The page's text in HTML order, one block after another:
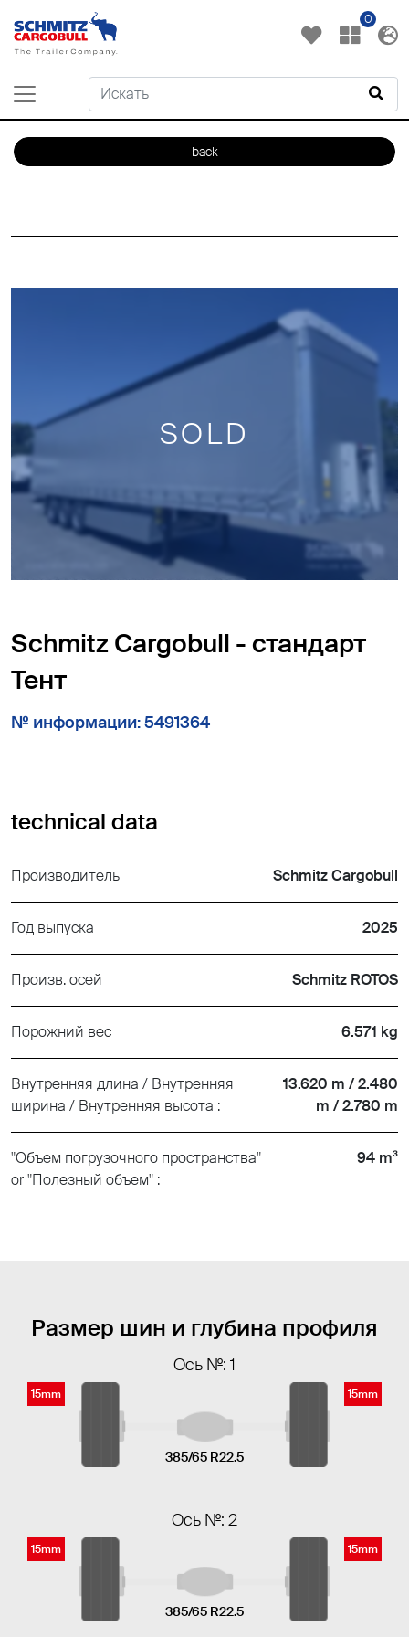
0
back
SOLD
Schmitz Cargobull - стандарт
Тент
№ информации: 5491364
technical data
Производитель Schmitz Cargobull
Год выпуска 2025
Произв. осей Schmitz ROTOS
Порожний вес 6.571 kg
Внутренняя длина / Внутренняя
ширина / Внутренняя высота :
13.620 m / 2.480
m / 2.780 m
"Объем погрузочного пространства"
or "Полезный объем" :
94 m³
Размер шин и глубина профиля
Ось №: 1
15mm
385/65 R22.5
15mm
Ось №: 2
15mm
385/65 R22.5
15mm